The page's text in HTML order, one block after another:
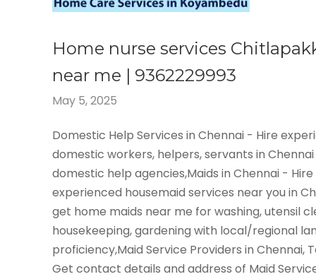
Home nurse services
near me | 9362229993
May 5, 2025
Domestic Help Services in Chennai - Hire
domestic workers, helpers, servants in
domestic help agencies,Maids in Chennai - Hire
experienced housemaid services near you in
get home maids near me for washing, utensil
housekeeping, gardening with local/regional
proficiency,Maid Service Providers in Chennai,
Get contact details and address of Maid